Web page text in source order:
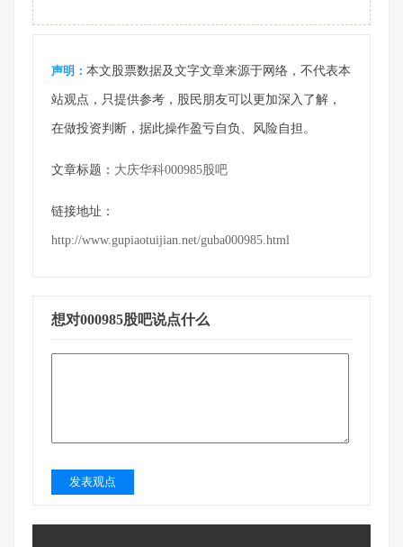
声明： 本文股票数据及文字文章来源于网络，不代表本
站观点，只提供参考，股民朋友可以更加深入了解，
在做投资判断，据此操作盈亏自负、风险自担。
文章标题： 大庆华科000985股吧
链接地址：
http://www.gupiaotuijian.net/guba000985.html
想对000985股吧说点什么
发表观点